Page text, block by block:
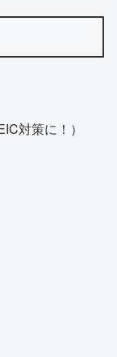
対策に！）